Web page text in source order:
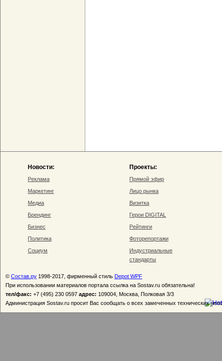
Новости:
Реклама
Маркетинг
Медиа
Брендинг
Бизнес
Политика
Социум
Проекты:
Прямой эфир
Лицо рынка
Визитка
Герои DIGITAL
Рейтинги
Фоторепортажи
Индустриальные
стандарты
© Состав.ру 1998-2017, фирменный стиль Depot WPF
При использовании материалов портала ссылка на Sostav.ru обязательна!
тел/факс: +7 (495) 230 0597 адрес: 109004, Москва, Полковая 3/3
Администрация Sostav.ru просит Вас сообщать о всех замеченных технических